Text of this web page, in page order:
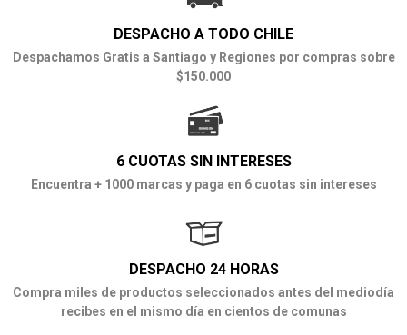
DESPACHO A TODO CHILE
Despachamos Gratis a Santiago y Regiones por compras sobre
$150.000
6 CUOTAS SIN INTERESES
Encuentra + 1000 marcas y paga en 6 cuotas sin intereses
DESPACHO 24 HORAS
Compra miles de productos seleccionados antes del mediodía
recibes en el mismo día en cientos de comunas